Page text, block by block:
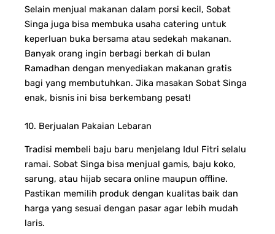
Selain menjual makanan dalam porsi kecil, Sobat
Singa juga bisa membuka usaha catering untuk
keperluan buka bersama atau sedekah makanan.
Banyak orang ingin berbagi berkah di bulan
Ramadhan dengan menyediakan makanan gratis
bagi yang membutuhkan. Jika masakan Sobat Singa
enak, bisnis ini bisa berkembang pesat!
10. Berjualan Pakaian Lebaran
Tradisi membeli baju baru menjelang Idul Fitri selalu
ramai. Sobat Singa bisa menjual gamis, baju koko,
sarung, atau hijab secara online maupun offline.
Pastikan memilih produk dengan kualitas baik dan
harga yang sesuai dengan pasar agar lebih mudah
laris.